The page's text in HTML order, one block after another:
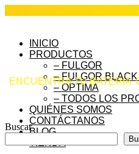
INICIO
PRODUCTOS
– FULGOR
– FULGOR
– OPTIMA
– TODOS LOS
QUIÉNES SOMOS
CONTÁCTANOS
BLOG
TIENDA
ENCUENTRA TU BATERÍA
Buscar